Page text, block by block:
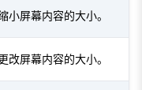
小屏幕内容的大小。
改屏幕内容的大小。